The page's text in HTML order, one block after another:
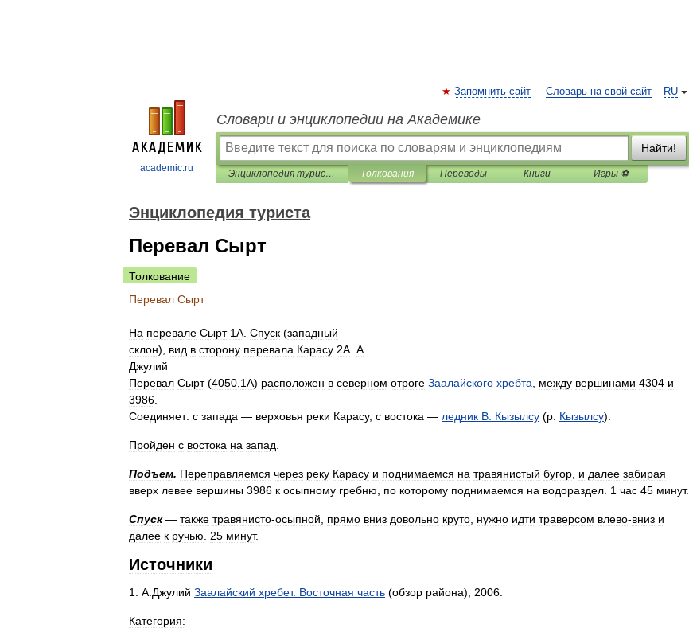
academic.ru
RU
Запомнить сайт Словарь на свой сайт
Словари и энциклопедии на Академике
Найти!
Энциклопедия туриста Толкования Переводы Книги Игры ⚽
Энциклопедия туриста
Перевал Сырт
Толкование
Перевал Сырт
На перевале Сырт 1А Спуск (западный
склон), вид в сторону перевала Карасу 2А А
Джулий
Перевал Сырт(4050 1А) расположен в северном отроге Заалайского хребта между вершинами 4304 и
3986
Соединяет: с запада — верховья реки Карасу, с востока — ледник В Кызылсу (р Кызылсу).
Пройден с востока на запад
Подъем. Переправляемся через реку Карасу и поднимаемся на травянистый бугор и далее забирая
вверх левее вершины 3986 к осыпному гребню по которому поднимаемся на водораздел 1 час 45 минут.
Спуск— также травянисто-осыпной прямо вниз довольно круто нужно идти траверсом влево-вниз и
далее к ручью 25 минут.
Источники
1 А Джулий Заалайский хребет. Восточная часть (обзор района), 2006
Категория: